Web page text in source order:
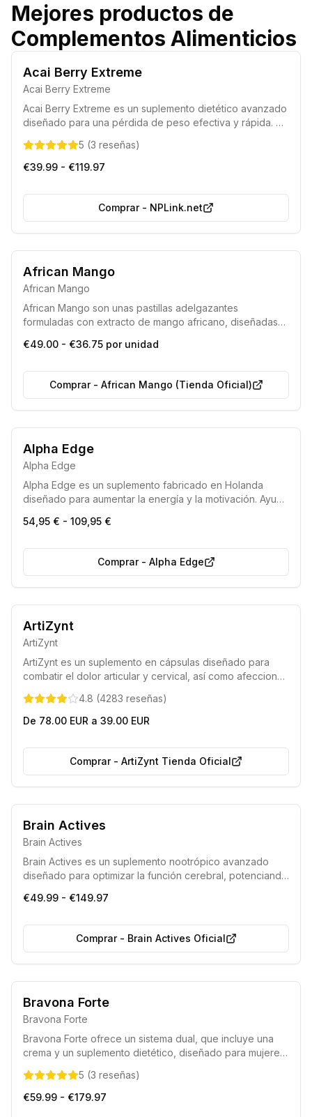
Mejores productos de
Complementos Alimenticios
Acai Berry Extreme
Acai Berry Extreme
Acai Berry Extreme es un suplemento dietético avanzado
diseñado para una pérdida de peso efectiva y rápida. Su
extracto de baya de Acai, facilitando la eliminación de
grasa y apoyando el bienestar general. Este producto
metabolismo y controlar el apetito.
5 (3 reseñas)
€39.99 - €119.97
Comprar- NPLink.net
African Mango
African Mango
African Mango son unas pastillas adelgazantes
formuladas con extracto de mango africano, diseñadas
régimen enfocado en la pérdida de peso.
€49.00 - €36.75 por unidad
Comprar- African Mango (Tienda Oficial)
7 de cada 10 eligen esto
Alpha Edge
Alpha Edge
Alpha Edge es un suplemento fabricado en Holanda
diseñado para aumentar la energía y la motivación. Ayuda
tarro proporcionando un suministro para 30 días.
54,95 € - 109,95 €
Comprar- Alpha Edge
Entrega rápida en 48 horas
Pago disponible contra reembolso
ArtiZynt
ArtiZynt
ArtiZynt es un suplemento en cápsulas diseñado para
combatir el dolor articular y cervical, así como afecciones
bienestar físico y la movilidad diaria.
4.8 (4283 reseñas)
De 78.00 EUR a 39.00 EUR
Comprar- ArtiZynt Tienda Oficial
Brain Actives
Brain Actives
Brain Actives es un suplemento nootrópico avanzado
diseñado para optimizar la función cerebral, potenciando
memoria y la concentración. Además, contribuye a
€49.99 - €149.97
Comprar- Brain Actives Oficial
Máxima garantía de calidad
Fabricado bajo estándares de la Unión Europea
Bravona Forte
Bravona Forte
Bravona Forte ofrece un sistema dual, que incluye una
crema y un suplemento dietético, diseñado para mujeres
Esta alternativa no invasiva contiene una rica
composición de fitoestrógenos, vitaminas y flavonoides
5 (3 reseñas)
€59.99 - €179.97